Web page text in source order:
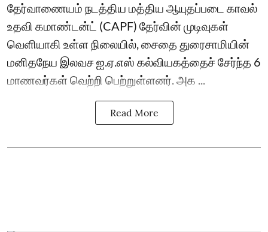
தேர்வாணையம் நடத்திய மத்திய ஆயுதப்படை காவல்
உதவி கமாண்டன்ட் (CAPF) தேர்வின் முடிவுகள்
வெளியாகி உள்ள நிலையில், சைதை துரைசாமியின்
மனிதநேய இலவச ஐ.ஏ.எஸ் கல்வியகத்தைச் சேர்ந்த 6
மாணவர்கள் வெற்றி பெற்றுள்ளனர். அக ...
Read More